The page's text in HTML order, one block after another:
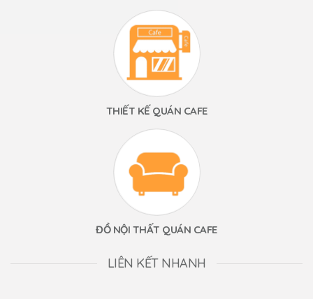
THIẾT KẾ QUÁN CAFE
ĐỒ NỘI THẤT QUÁN CAFE
LIÊN KẾT NHANH